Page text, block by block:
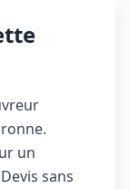
un
sans